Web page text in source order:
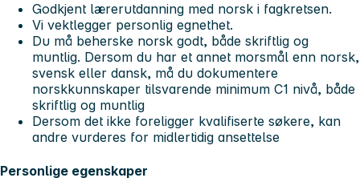
Godkjent lærerutdanning med norsk i fagkretsen.
Vi vektlegger personlig egnethet.
Du må beherske norsk godt, både skriftlig og
muntlig. Dersom du har et annet morsmål enn norsk,
svensk eller dansk, må du dokumentere
norskkunnskaper tilsvarende minimum C1 nivå, både
skriftlig og muntlig
Dersom det ikke foreligger kvalifiserte søkere, kan
andre vurderes for midlertidig ansettelse
Personlige egenskaper